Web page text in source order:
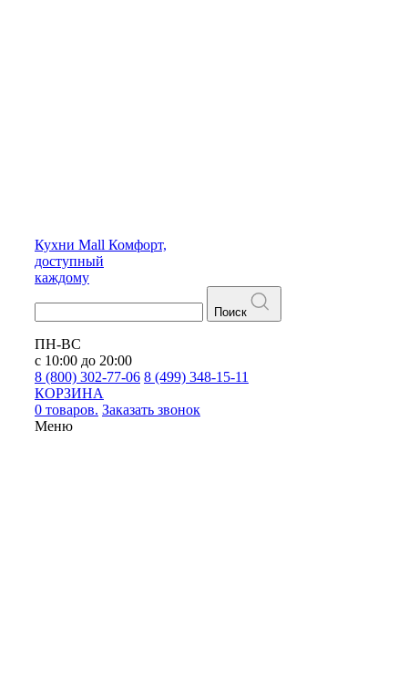
Кухни Mall Комфорт,
доступный
каждому
Поиск
ПН-ВС
с 10:00 до 20:00
8 (800) 302-77-06 8 (499) 348-15-11
КОРЗИНА
0 товаров. Заказать звонок
Меню